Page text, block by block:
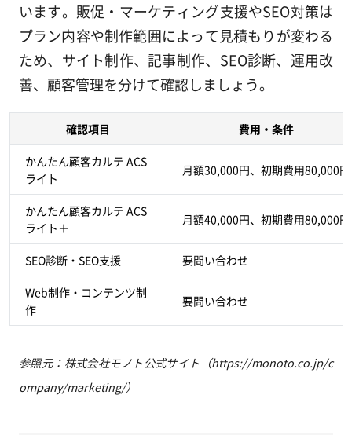
います。販促・マーケティング支援やSEO対策は
プラン内容や制作範囲によって見積もりが変わる
ため、サイト制作、記事制作、SEO診断、運用改
善、顧客管理を分けて確認しましょう。
確認項目 費用・条件
かんたん顧客カルテ ACS
ライト
月額30,000円、初期費用80,000円
かんたん顧客カルテ ACS
ライト＋
月額40,000円、初期費用80,000円
SEO診断・SEO支援 要問い合わせ
Web制作・コンテンツ制
作
要問い合わせ
参照元：株式会社モノト公式サイト（https://monoto.co.jp/c
ompany/marketing/）